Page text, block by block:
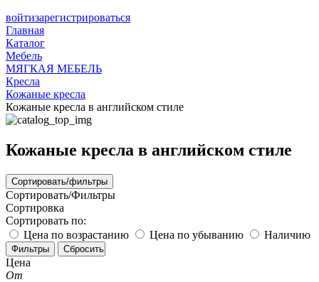
войтизарегистрироваться
Главная
Каталог
Мебель
МЯГКАЯ МЕБЕЛЬ
Кресла
Кожаные кресла
Кожаные кресла в английском стиле
Кожаные кресла в английском стиле
Сортировать/фильтры
Сортировать/Фильтры
Сортировка
Сортировать по:
Цена по возрастанию
Цена по убыванию Наличию
Цена
От